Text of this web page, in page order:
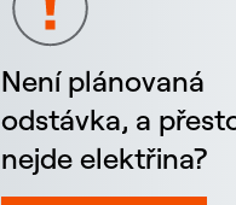
Není plánovaná
odstávka, a
nejde elektřina?